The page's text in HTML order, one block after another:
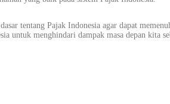
tentang Pajak Indonesia agar dapat
untuk menghindari dampak masa depan kita